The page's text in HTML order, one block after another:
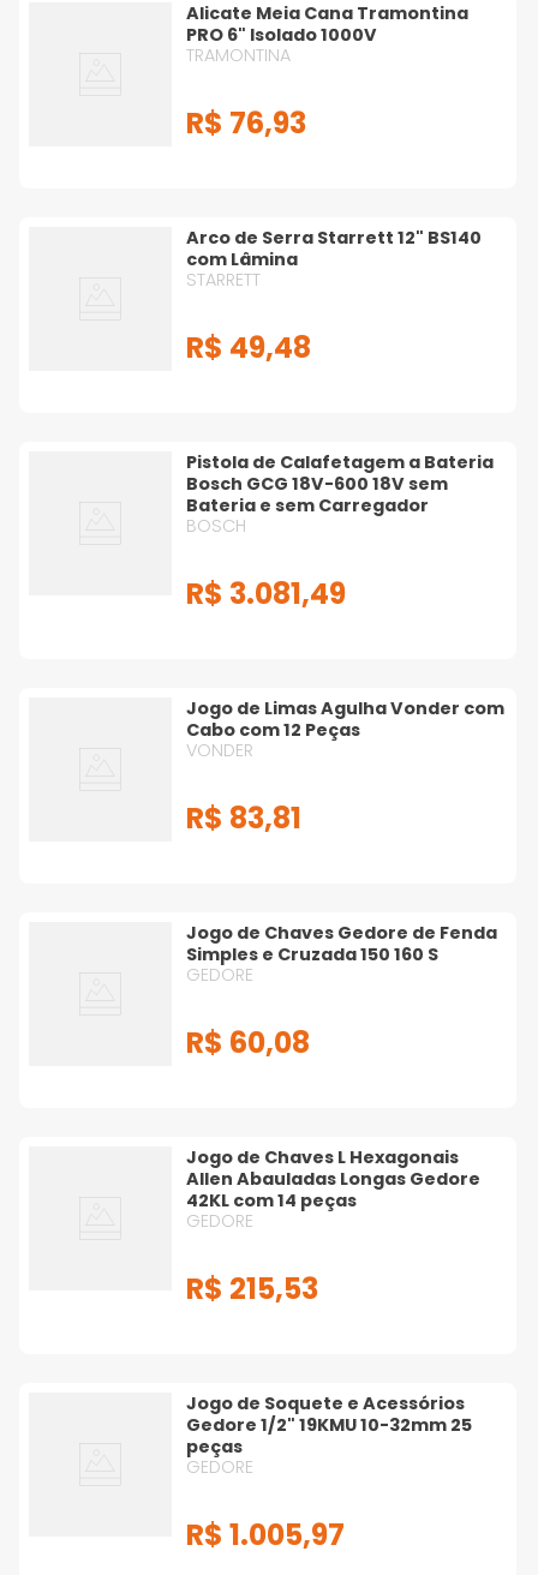
Alicate Meia Cana Tramontina
PRO 6" Isolado 1000V
TRAMONTINA
R$ 76,93
Arco de Serra Starrett 12" BS140
com Lâmina
STARRETT
R$ 49,48
Pistola de Calafetagem a Bateria
Bosch GCG 18V-600 18V sem
Bateria e sem Carregador
BOSCH
R$ 3.081,49
Jogo de Limas Agulha Vonder com
Cabo com 12 Peças
VONDER
R$ 83,81
Jogo de Chaves Gedore de Fenda
Simples e Cruzada 150 160 S
GEDORE
R$ 60,08
Jogo de Chaves L Hexagonais
Allen Abauladas Longas Gedore
42KL com 14 peças
GEDORE
R$ 215,53
Jogo de Soquete e Acessórios
Gedore 1/2" 19KMU 10-32mm 25
peças
GEDORE
R$ 1.005,97